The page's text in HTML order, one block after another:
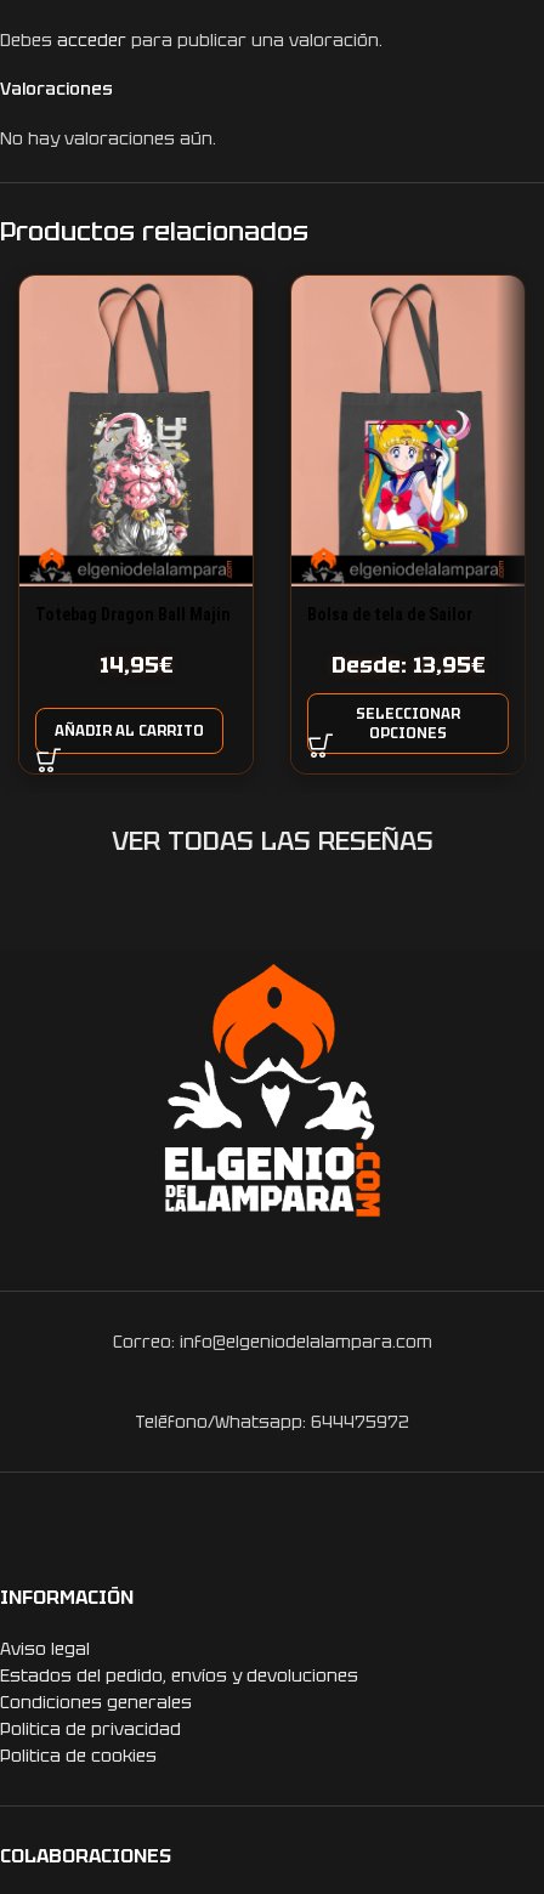
Valoraciones
No hay valoraciones aún.
Debes acceder para publicar una valoración.
Productos relacionados
14,95€
AÑADIR AL CARRITO
Desde: 13,95€
SELECCIONAR
OPCIONES
VER TODAS LAS RESEÑAS
Correo: info@elgeniodelalampara.com
Teléfono/Whatsapp: 644475972
INFORMACIÓN
Aviso legal
Estados del pedido, envíos y devoluciones
Condiciones generales
Politica de privacidad
Politica de cookies
COLABORACIONES